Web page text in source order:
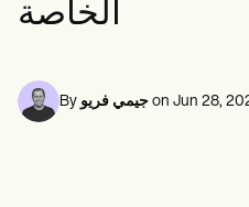
متخصصو الصحة النفسية
الأخصائيون الاجتماعيون
علماء النفس
الممرضات
Insurance claims
Speech therapists
Life coaches
الخاصة
By جيمي فريو on Jun 28,